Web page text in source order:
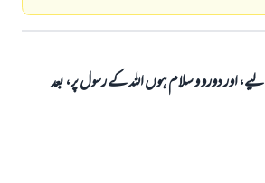
لیے، اور دورو و سلام ہوں اللہ کے رسول پر، بعد